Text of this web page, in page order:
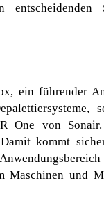
ein führender
One von
kommt
Maschinen und